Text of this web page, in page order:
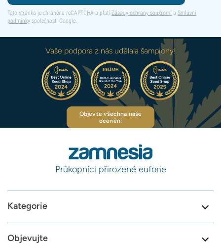
Tato stránka je chráněna reCAPTCHA a platí Zásady ochrany soukromí a Smluvní
podmínky společnosti Google.
Vaše podpora z nás udělala šampiony!
Objevte všechna naše
ocenění
Průkopníci přirozené euforie
Kategorie
Objevujte